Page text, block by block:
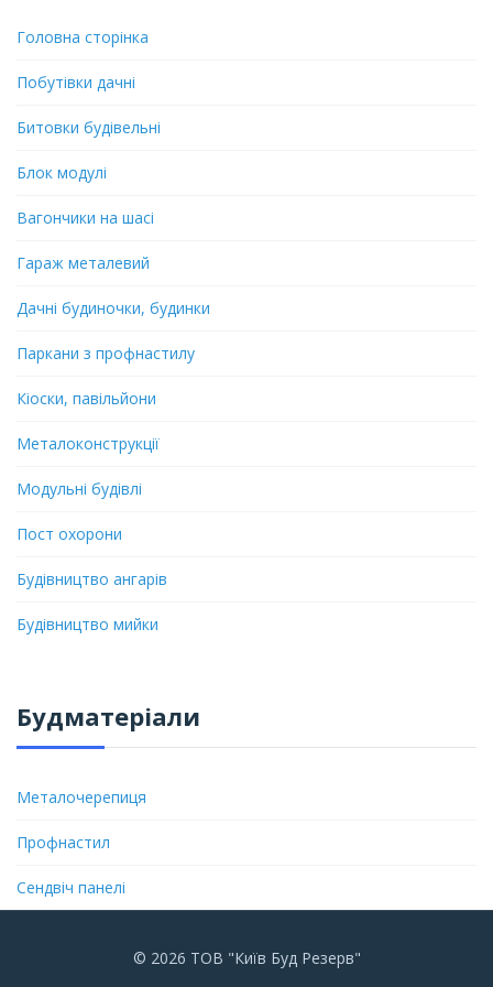
Головна сторінка
Побутівки дачні
Битовки будівельні
Блок модулі
Вагончики на шасі
Гараж металевий
Дачні будиночки, будинки
Паркани з профнастилу
Кіоски, павільйони
Металоконструкції
Модульні будівлі
Пост охорони
Будівництво ангарів
Будівництво мийки
Будматеріали
Металочерепиця
Профнастил
Сендвіч панелі
© 2026 ТОВ "Київ Буд Резерв"